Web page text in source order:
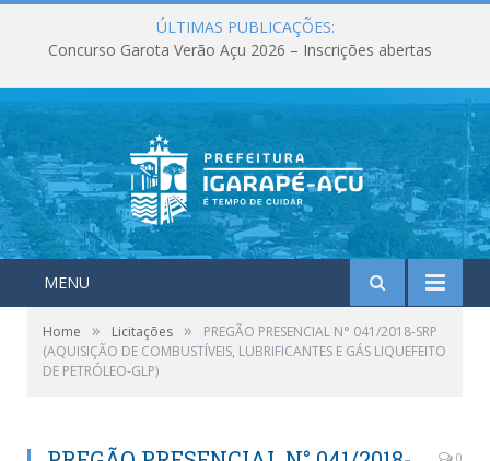
ÚLTIMAS PUBLICAÇÕES:
Concurso Garota Verão Açu 2026 – Inscrições abertas
MENU
Home » Licitações »
PREGÃO PRESENCIAL N° 041/2018-SRP
(AQUISIÇÃO DE COMBUSTÍVEIS, LUBRIFICANTES E GÁS LIQUEFEITO
DE PETRÓLEO-GLP)
0